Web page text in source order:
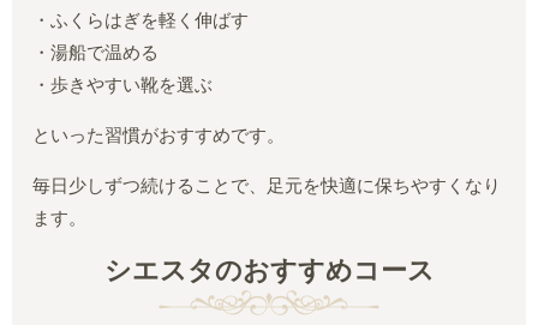
・ふくらはぎを軽く伸ばす
・湯船で温める
・歩きやすい靴を選ぶ
といった習慣がおすすめです。
毎日少しずつ続けることで、足元を快適に保ちやすくなり
ます。
シエスタのおすすめコース